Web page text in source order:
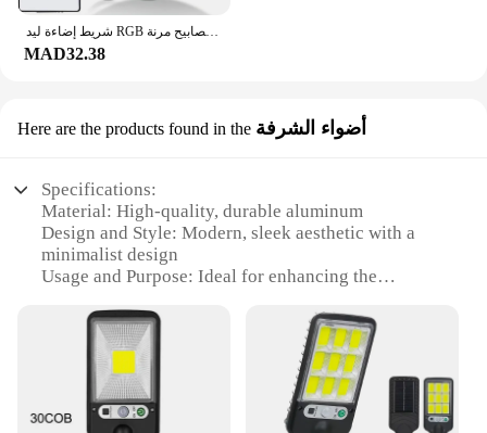
MAD32.38
Here are the products found in the أضواء الشرفة
Specifications:
Material: High-quality, durable aluminum
Design and Style: Modern, sleek aesthetic with a
minimalist design
Usage and Purpose: Ideal for enhancing the
Performance and Property: Energy-efficient LED
lights with a warm, inviting glow
Typical Adaptive Scenario: Suitable for residential
and commercial settings
Shape or Size or Weight or Quantity: Compact and
lightweight, easy to install in various locations